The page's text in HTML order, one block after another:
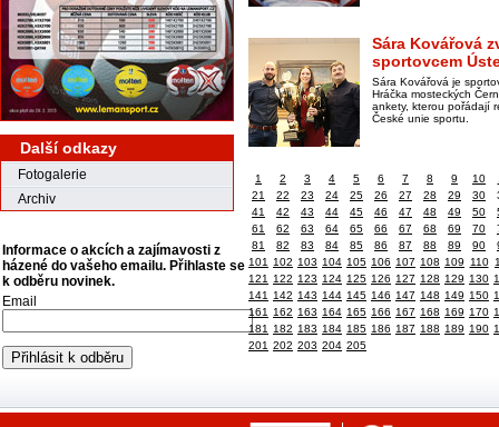
Další odkazy
Fotogalerie
Archiv
Informace o akcích a zajímavosti z
házené do vašeho emailu. Přihlaste se
k odběru novinek.
Email
Sára Kovářová
sportovcem
Sára Kovářová je
Hráčka mosteckých
ankety, kterou pořádají
České unie sportu.
1 2 3 4 5 6 7 8 9 10
21
22 23 24 25 26 27 28 29 30
41
42 43 44 45 46 47 48 49 50
61
62 63 64 65 66 67 68 69 70
81
82 83 84 85 86 87 88 89 90
101
102 103 104 105 106 107 108 109 110
121
122 123 124 125 126 127 128 129 130
141
142 143 144 145 146 147 148 149 150
161
162 163 164 165 166 167 168 169 170
181
182 183 184 185 186 187 188 189 190
201 202 203 204 205